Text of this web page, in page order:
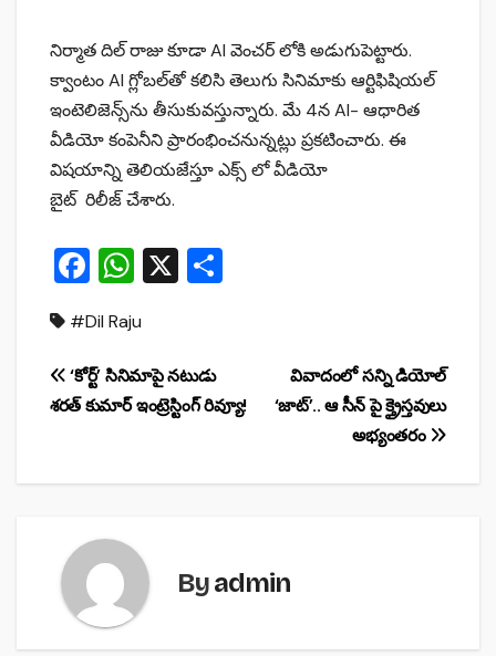
నిర్మాత దిల్ రాజు కూడా AI వెంచర్ లోకి అడుగుపెట్టారు.
క్వాంటం AI గ్లోబల్‌తో కలిసి తెలుగు సినిమాకు ఆర్టిఫిషియల్
ఇంటెలిజెన్స్‌ను తీసుకువస్తున్నారు. మే 4న AI- ఆధారిత
వీడియో కంపెనీని ప్రారంభించనున్నట్లు ప్రకటించారు. ఈ
విషయాన్ని తెలియజేస్తూ ఎక్స్ లో వీడియో
బైట్ రిలీజ్ చేశారు.
F
c
e
b
o
W
at
s
A
p
X
#Dil Raju
Post
navigation
వివాదంలో సన్ని డియోల్
‘జాట్’.. ఆ సీన్ పై క్త్రైస్తవులు
అభ్యంతరం
‘కోర్ట్’ సినిమాపై నటుడు
శరత్ కుమార్ ఇంట్రెస్టింగ్ రివ్యూ!
Byadmin